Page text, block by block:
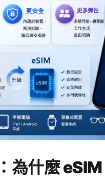
為什麼